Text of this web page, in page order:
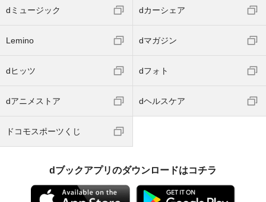
dミュージック dカーシェア
Lemino dマガジン
dヒッツ dフォト
dアニメストア dヘルスケア
ドコモスポーツくじ
dブックアプリのダウンロードはコチラ